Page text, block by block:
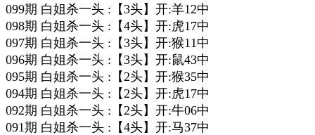
099期 白姐杀一头 :【3头】开:羊12中
098期 白姐杀一头 :【4头】开:虎17中
097期 白姐杀一头 :【3头】开:猴11中
096期 白姐杀一头 :【3头】开:鼠43中
095期 白姐杀一头 :【2头】开:猴35中
094期 白姐杀一头 :【2头】开:虎17中
092期 白姐杀一头 :【2头】开:牛06中
091期 白姐杀一头 :【4头】开:马37中